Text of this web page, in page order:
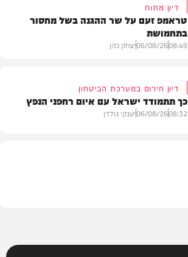
דיון מתוח
טראמפ זעם על שר ההגנה בשל מחסור
בתחמושת
08:49
06/08/26יצחק כהן
דיון חירום במערכת הביטחון
כך תתמודד ישראל עם איום רחפני הנפץ
08:32
06/08/26יענקי גולדן